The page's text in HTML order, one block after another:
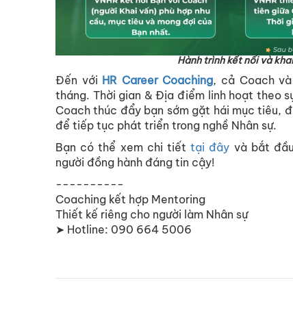
Hành trình kết nối và
Đến với HR Career Coaching, cả Coach
tháng. Thời gian & Địa điểm linh hoạt theo
Coach thúc đẩy bạn sớm gặt hái mục tiêu,
để tiếp tục phát triển trong nghề Nhân sự.
Bạn có thể xem chi tiếttại đây và bắt
người đồng hành đáng tin cậy!
----------
Coaching kết hợp Mentoring
Thiết kế riêng cho người làm Nhân sự
➤ Hotline: 090 664 5006